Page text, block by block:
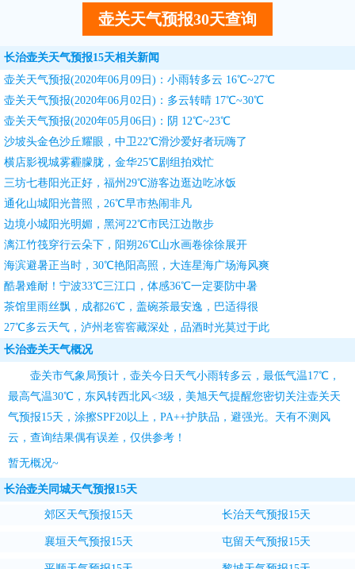
壶关天气预报30天查询
长治壶关天气预报15天相关新闻
壶关天气预报(2020年06月09日)：小雨转多云 16℃~27℃
壶关天气预报(2020年06月02日)：多云转晴 17℃~30℃
壶关天气预报(2020年05月06日)：阴 12℃~23℃
沙坡头金色沙丘耀眼，中卫22℃滑沙爱好者玩嗨了
横店影视城雾霾朦胧，金华25℃剧组拍戏忙
三坊七巷阳光正好，福州29℃游客边逛边吃冰饭
通化山城阳光普照，26℃早市热闹非凡
边境小城阳光明媚，黑河22℃市民江边散步
漓江竹筏穿行云朵下，阳朔26℃山水画卷徐徐展开
海滨避暑正当时，30℃艳阳高照，大连星海广场海风爽
酷暑难耐！宁波33℃三江口，体感36℃一定要防中暑
茶馆里雨丝飘，成都26℃，盖碗茶最安逸，巴适得很
27℃多云天气，泸州老窖窖藏深处，品酒时光莫过于此
长治壶关天气概况
壶关市气象局预计，壶关今日天气小雨转多云，最低气温17℃，
最高气温30℃，东风转西北风<3级， 美旭天气提醒您密切关注壶关天
气预报15天 ，涂擦SPF20以上，PA++护肤品，避强光。天有不测风
云，查询结果偶有误差，仅供参考！
暂无概况~
长治壶关同城天气预报15天
郊区天气预报15天 长治天气预报15天
襄垣天气预报15天 屯留天气预报15天